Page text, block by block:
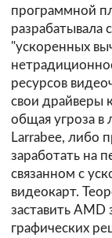
программной
разрабатывала
"ускоренных
ресурсов
свои драйверы
общая угроза в
Larrabee, либо
заработать на
связанном с
видеокарт.
заставить AMD
графических